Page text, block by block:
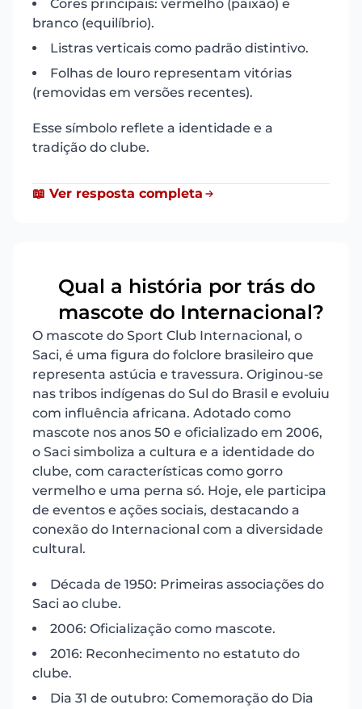
Cores principais: vermelho (paixão) e
branco (equilíbrio).
Listras verticais como padrão distintivo.
Folhas de louro representam vitórias
(removidas em versões recentes).
Esse símbolo reflete a identidade e a
tradição do clube.
📖 Ver resposta completa
Qual a história por trás do
mascote do Internacional?
O mascote do Sport Club Internacional, o
Saci, é uma figura do folclore brasileiro que
representa astúcia e travessura. Originou-se
nas tribos indígenas do Sul do Brasil e evoluiu
com influência africana. Adotado como
mascote nos anos 50 e oficializado em 2006,
o Saci simboliza a cultura e a identidade do
clube, com características como gorro
vermelho e uma perna só. Hoje, ele participa
de eventos e ações sociais, destacando a
conexão do Internacional com a diversidade
cultural.
Década de 1950: Primeiras associações do
Saci ao clube.
2006: Oficialização como mascote.
2016: Reconhecimento no estatuto do
clube.
Dia 31 de outubro: Comemoração do Dia